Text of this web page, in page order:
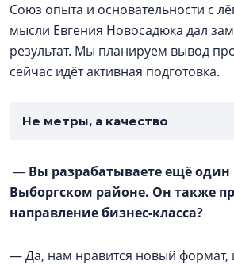
Союз опыта и основательности с
мысли Евгения Новосадюка дал
результат. Мы планируем вывод
сейчас идёт активная подготовка.
Не метры, а качество
— Вы разрабатываете ещё один
Выборгском районе. Он также
направление бизнес-класса?
— Да, нам нравится новый